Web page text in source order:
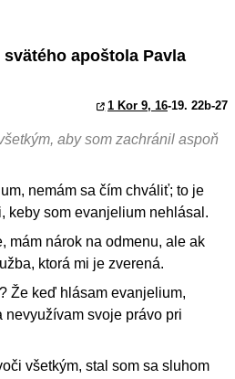
apoštola Pavla
1 Kor 9, 16-19. 22b-27
aby som zachránil aspoň
nemám sa čím chváliť; to je
keby som evanjelium nehlásal.
mám nárok na odmenu, ale ak
ktorá mi je zverená.
Že keď hlásam evanjelium,
nevyužívam svoje právo pri
všetkým, stal som sa sluhom